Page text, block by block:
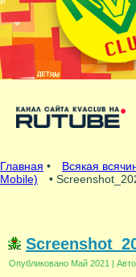
Главная • Всякая
Mobile)
•
Опубликовано Май 2021 |